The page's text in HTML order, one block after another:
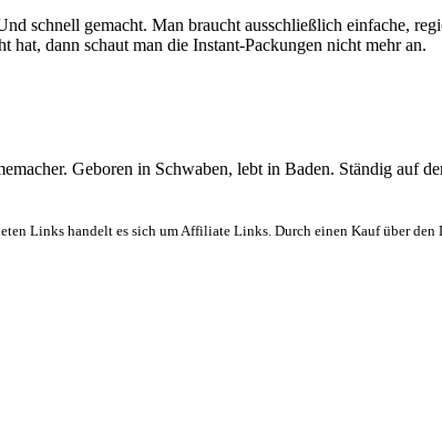
schnell gemacht. Man braucht ausschließlich einfache,
dann schaut man die Instant-Packungen nicht mehr an.
Geboren in Schwaben, lebt in Baden. Ständig auf
Links handelt es sich um Affiliate Links. Durch einen Kauf über